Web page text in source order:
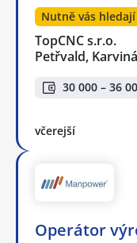
Nutně vás hledají
TopCNC s.r.o.
Petřvald, Karviná
30 000 – 36
včerejší
Operátor